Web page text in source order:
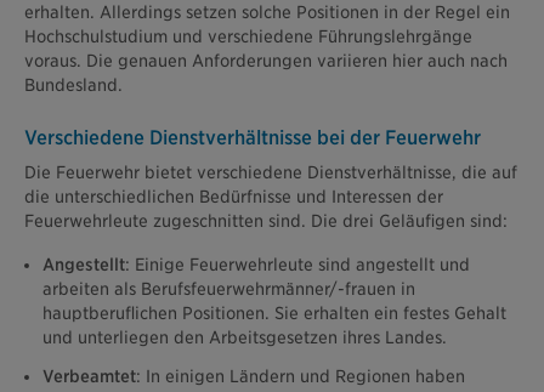
erhalten. Allerdings setzen solche Positionen in der Regel ein
Hochschulstudium und verschiedene Führungslehrgänge
voraus. Die genauen Anforderungen variieren hier auch nach
Bundesland.
Verschiedene Dienstverhältnisse bei der Feuerwehr
Die Feuerwehr bietet verschiedene Dienstverhältnisse, die auf
die unterschiedlichen Bedürfnisse und Interessen der
Feuerwehrleute zugeschnitten sind. Die drei Geläufigen sind:
Angestellt: Einige Feuerwehrleute sind angestellt und
arbeiten als Berufsfeuerwehrmänner/-frauen in
hauptberuflichen Positionen. Sie erhalten ein festes Gehalt
und unterliegen den Arbeitsgesetzen ihres Landes.
Verbeamtet: In einigen Ländern und Regionen haben